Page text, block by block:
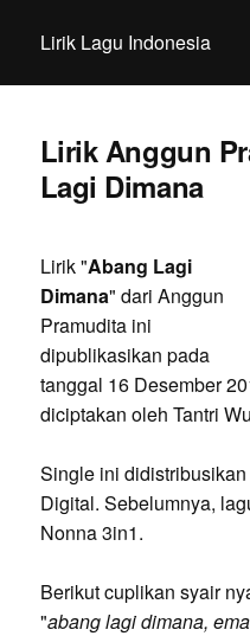
Lirik Lagu Indonesia
Lirik Anggun
Lagi Dimana
Lirik "Abang Lagi
Dimana" dari Anggun
Pramudita ini
dipublikasikan pada
tanggal 16 Desember
diciptakan oleh Tantri
Single ini
Digital. Sebelumnya,
Nonna 3in1.
Berikut cuplikan syair
"abang lagi dimana,